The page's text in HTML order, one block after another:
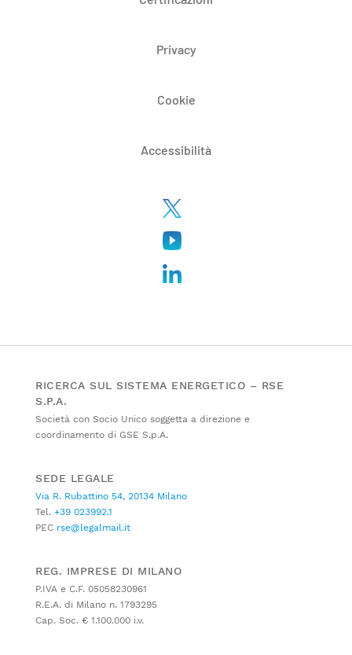
Privacy
Cookie
Accessibilità
RICERCA SUL SISTEMA ENERGETICO – RSE
S.P.A.
Società con Socio Unico soggetta a direzione e
coordinamento di GSE S.p.A.
SEDE LEGALE
Via R. Rubattino 54, 20134 Milano
Tel. +39 023992.1
PEC rse@legalmail.it
REG. IMPRESE DI MILANO
P.IVA e C.F. 05058230961
R.E.A. di Milano n. 1793295
Cap. Soc. € 1.100.000 i.v.